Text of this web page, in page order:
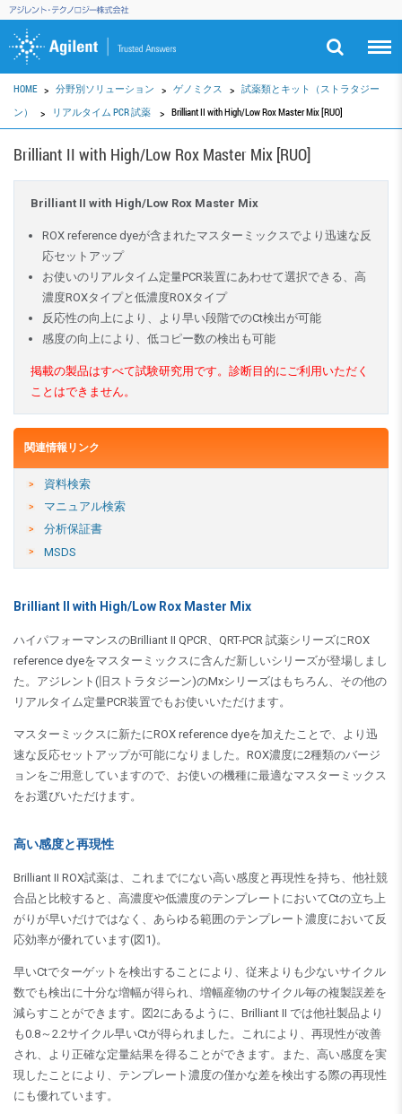
HOME 分野別ソリューション ゲノミクス
試薬類とキット（ストラタジー
ン）
リアルタイム PCR 試薬 Brilliant II with High/Low Rox Master Mix [RUO]
Brilliant II with High/Low Rox Master Mix [RUO]
Brilliant II with High/Low Rox Master Mix
ROX reference dyeが含まれたマスターミックスでより迅速な反
応セットアップ
お使いのリアルタイム定量PCR装置にあわせて選択できる、高
濃度ROXタイプと低濃度ROXタイプ
反応性の向上により、より早い段階でのCt検出が可能
感度の向上により、低コピー数の検出も可能
掲載の製品はすべて試験研究用です。診断目的にご利用いただく
ことはできません。
関連情報リンク
資料検索
マニュアル検索
分析保証書
MSDS
Brilliant II with High/Low Rox Master Mix
ハイパフォーマンスのBrilliant II QPCR、QRT-PCR 試薬シリーズにROX
reference dyeをマスターミックスに含んだ新しいシリーズが登場しまし
た。アジレント(旧ストラタジーン)のMxシリーズはもちろん、その他の
リアルタイム定量PCR装置でもお使いいただけます。
マスターミックスに新たにROX reference dyeを加えたことで、より迅
速な反応セットアップが可能になりました。ROX濃度に2種類のバージ
ョンをご用意していますので、お使いの機種に最適なマスターミックス
をお選びいただけます。
高い感度と再現性
Brilliant II ROX試薬は、これまでにない高い感度と再現性を持ち、他社競
合品と比較すると、高濃度や低濃度のテンプレートにおいてCtの立ち上
がりが早いだけではなく、あらゆる範囲のテンプレート濃度において反
応効率が優れています(図1)。
早いCtでターゲットを検出することにより、従来よりも少ないサイクル
数でも検出に十分な増幅が得られ、増幅産物のサイクル毎の複製誤差を
減らすことができます。図2にあるように、Brilliant II では他社製品より
も0.8～2.2サイクル早いCtが得られました。これにより、再現性が改善
され、より正確な定量結果を得ることができます。また、高い感度を実
現したことにより、テンプレート濃度の僅かな差を検出する際の再現性
にも優れています。